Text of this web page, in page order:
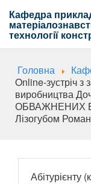
Кафедра
технології
Головна
Online-зустріч з
виробництва
ОБВАЖНЕНИХ
Лізогубом
Абітурієнту